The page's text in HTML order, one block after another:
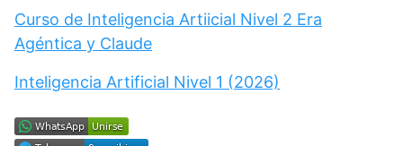
Curso de Inteligencia Artiicial Nivel 2 Era
Agéntica y Claude
Inteligencia Artificial Nivel 1 (2026)